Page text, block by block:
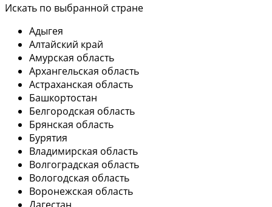
Искать по выбранной стране
Адыгея
Алтайский край
Амурская область
Архангельская область
Астраханская область
Башкортостан
Белгородская область
Брянская область
Бурятия
Владимирская область
Волгоградская область
Вологодская область
Воронежская область